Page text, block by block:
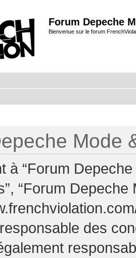
Forum Depeche
Bienvenue sur le forum
Mode
à “Forum
“Forum Depeche
des